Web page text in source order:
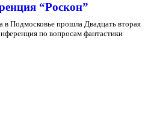
“Роскон”
в Подмосковье прошла Двадцать вторая
по вопросам фантастики